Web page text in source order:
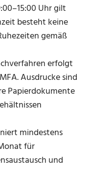
Uhr gilt
besteht keine
gemäß
erfolgt
Ausdrucke sind
Papierdokumente
mindestens
für
und